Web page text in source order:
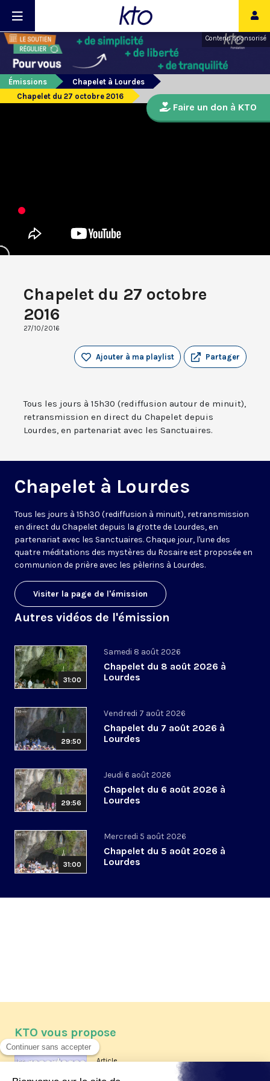
Contenu sponsorisé
Émissions
Chapelet à Lourdes
Chapelet du 27 octobre 2016
Chapelet du 27 octobre
2016
27/10/2016
Partager
Ajouter à ma playlist
Tous les jours à 15h30 (rediffusion autour de minuit),
retransmission en direct du Chapelet depuis
Lourdes, en partenariat avec les Sanctuaires.
Chapelet à Lourdes
Tous les jours à 15h30 (rediffusion à minuit), retransmission
en direct du Chapelet depuis la grotte de Lourdes, en
partenariat avec les Sanctuaires. Chaque jour, l'une des
quatre méditations des mystères du Rosaire est proposée en
communion de prière avec les pèlerins à Lourdes.
Visiter la page de l'émission
Autres vidéos de l'émission
31:00
Samedi 8 août 2026
Chapelet du 8 août 2026 à
Lourdes
29:50
Vendredi 7 août 2026
Chapelet du 7 août 2026 à
Lourdes
29:56
Jeudi 6 août 2026
Chapelet du 6 août 2026 à
Lourdes
31:00
Mercredi 5 août 2026
Chapelet du 5 août 2026 à
Lourdes
Faire un don à KTO
KTO vous propose
Article
Les reportages d'été 2026 de KTO